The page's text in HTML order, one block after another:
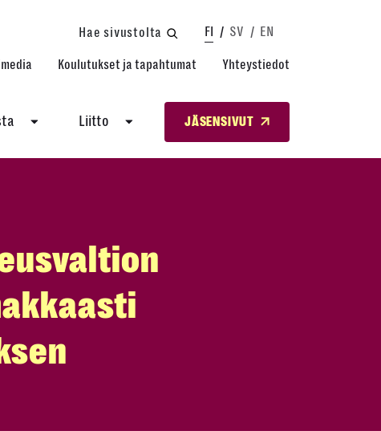
Hae sivustolta FI SV EN
Koulutukset ja tapahtumat Yhteystiedot
Liitto JÄSENSIVUT